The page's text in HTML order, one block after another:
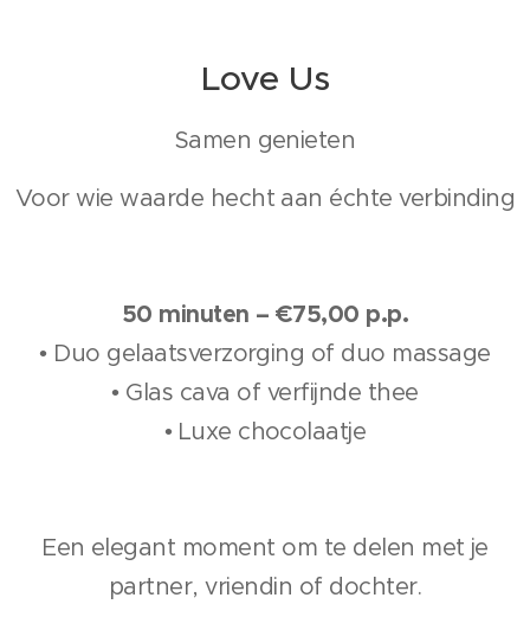
Love Us
Samen genieten
Voor wie waarde hecht aan échte verbinding
50 minuten – €75,00 p.p.
• Duo gelaatsverzorging of duo massage
• Glas cava of verfijnde thee
• Luxe chocolaatje
Een elegant moment om te delen met je
partner, vriendin of dochter.